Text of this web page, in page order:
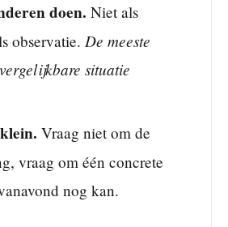
doen. Niet als
observatie. De meeste
situatie
Vraag niet om de
vraag om één concrete
nog kan.